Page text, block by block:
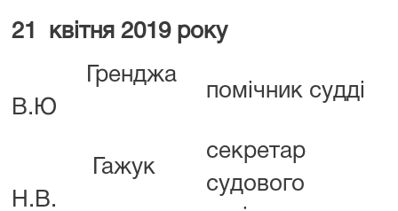
21 квітня 2019 року
Гренджа
В.Ю
помічник судді
Гажук
Н.В.
секретар
судового